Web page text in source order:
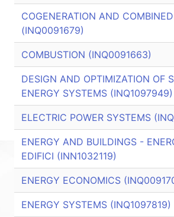
COGENERATION AND
(INQ0091679)
COMBUSTION (INQ0091663)
DESIGN AND OPTIMIZATION OF
ENERGY SYSTEMS (INQ1097949)
ELECTRIC POWER SYSTEMS
ENERGY AND BUILDINGS -
EDIFICI (INN1032119)
ENERGY ECONOMICS
ENERGY SYSTEMS (INQ1097819)